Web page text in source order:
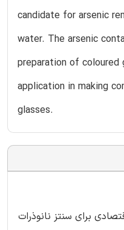
candidate for arsenic
water. The arsenic
preparation of coloured
application in making
glasses.
برای سنتز نانوذرات